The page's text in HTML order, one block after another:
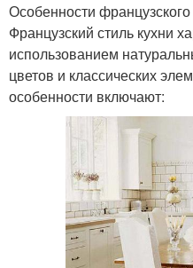
Особенности
Французский стиль кухни
использованием
цветов и классических
особенности включают: